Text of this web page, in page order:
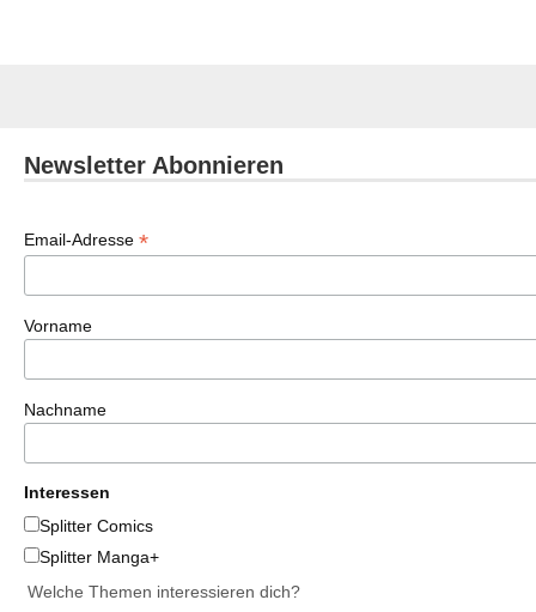
Newsletter Abonnieren
Email-Adresse *
Vorname
Nachname
Interessen
Splitter Comics
Splitter Manga+
Welche Themen interessieren dich?